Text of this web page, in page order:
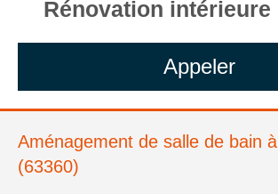
Rénovation intérieure
Appeler
Aménagement de salle de bain
(63360)